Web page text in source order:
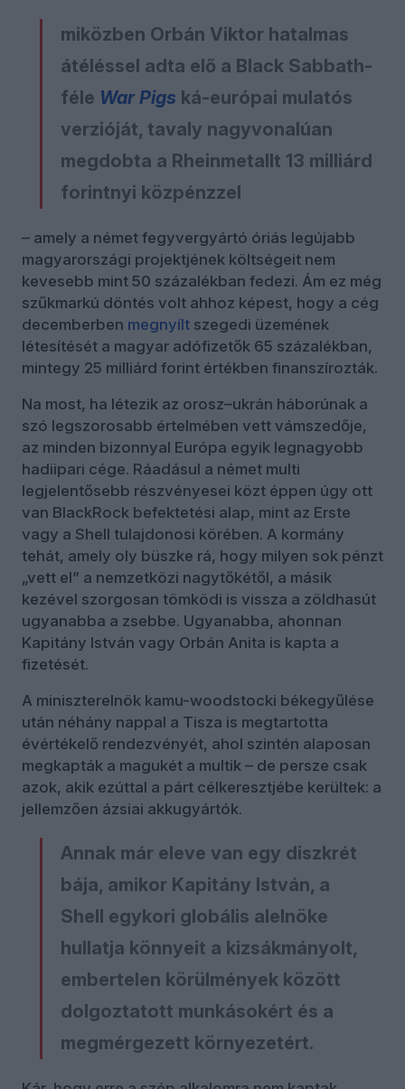
miközben Orbán Viktor hatalmas
átéléssel adta elő a Black Sabbath-
féle War Pigs ká-európai mulatós
verzióját, tavaly nagyvonalúan
megdobta a Rheinmetallt 13 milliárd
forintnyi közpénzzel
– amely a német fegyvergyártó óriás legújabb
magyarországi projektjének költségeit nem
kevesebb mint 50 százalékban fedezi. Ám ez még
szűkmarkú döntés volt ahhoz képest, hogy a cég
decemberben megnyílt szegedi üzemének
létesítését a magyar adófizetők 65 százalékban,
mintegy 25 milliárd forint értékben finanszírozták.
Na most, ha létezik az orosz–ukrán háborúnak a
szó legszorosabb értelmében vett vámszedője,
az minden bizonnyal Európa egyik legnagyobb
hadiipari cége. Ráadásul a német multi
legjelentősebb részvényesei közt éppen úgy ott
van BlackRock befektetési alap, mint az Erste
vagy a Shell tulajdonosi körében. A kormány
tehát, amely oly büszke rá, hogy milyen sok pénzt
„vett el” a nemzetközi nagytőkétől, a másik
kezével szorgosan tömködi is vissza a zöldhasút
ugyanabba a zsebbe. Ugyanabba, ahonnan
Kapitány István vagy Orbán Anita is kapta a
fizetését.
A miniszterelnök kamu-woodstocki békegyűlése
után néhány nappal a Tisza is megtartotta
évértékelő rendezvényét, ahol szintén alaposan
megkapták a magukét a multik – de persze csak
azok, akik ezúttal a párt célkeresztjébe kerültek: a
jellemzően ázsiai akkugyártók.
Annak már eleve van egy diszkrét
bája, amikor Kapitány István, a
Shell egykori globális alelnöke
hullatja könnyeit a kizsákmányolt,
embertelen körülmények között
dolgoztatott munkásokért és a
megmérgezett környezetért.